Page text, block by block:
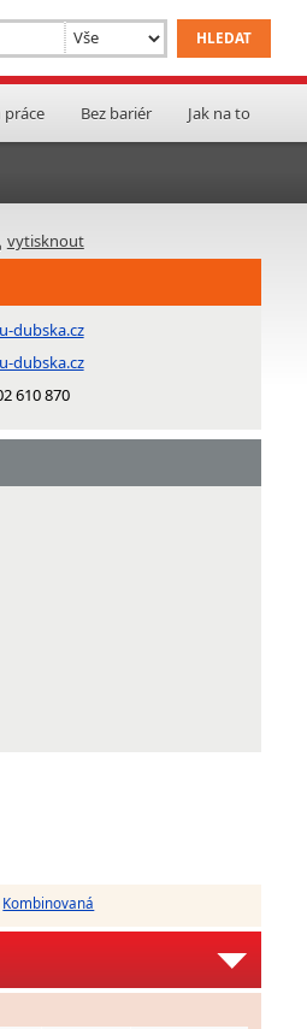
práce Bez bariér Jak na to
vytisknout
dubska.cz
dubska.cz
610 870
Kombinovaná